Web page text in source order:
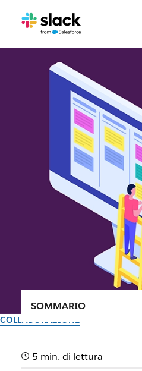
COLLABORAZIONE
12 passi
SOMMARIO
5 min. di lettura